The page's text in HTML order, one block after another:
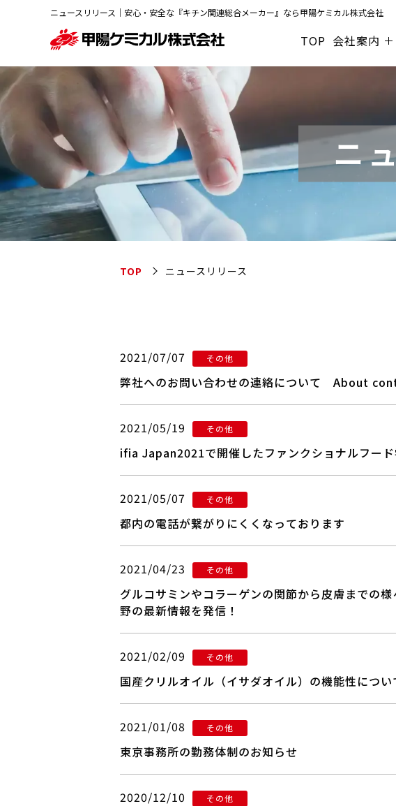
ニュースリリース｜安心・安全な『キチン関連総合メーカー』なら甲陽ケミカル株式会社
TOP 会社案内
ニ
TOP ニュースリリース
2021/07/07 その他
弊社へのお問い合わせの連絡について About
2021/05/19 その他
ifia Japan2021で開催したファンクショナルフー
2021/05/07 その他
都内の電話が繋がりにくくなっております
2021/04/23 その他
グルコサミンやコラーゲンの関節から皮膚までの
野の最新情報を発信！
2021/02/09 その他
国産クリルオイル（イサダオイル）の機能性に
2021/01/08 その他
東京事務所の勤務体制のお知らせ
2020/12/10 その他